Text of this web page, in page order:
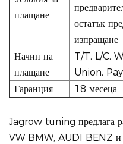
плащане
остатък
изпращане
Начин на
плащане
T/T, L/C,
Union,
Гаранция
18 месеца
Jagrow tuning предлага
VW BMW, AUDI BENZ и